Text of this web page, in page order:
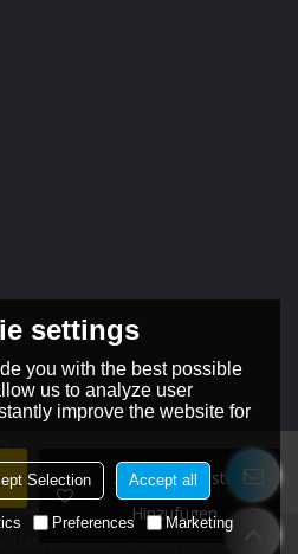
Zur Wunschliste
Hinzufügen
Dadi Electronic Technology Co., Ltd
settings
you with the best possible
us to analyze user
improve the website for
Selection Accept all
Preferences Marketing